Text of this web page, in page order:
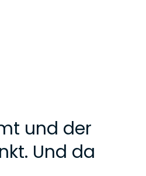
und der
Und da